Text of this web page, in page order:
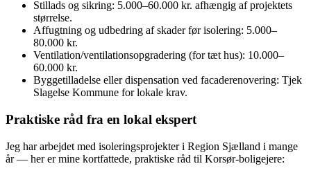
Stillads og sikring: 5.000–60.000 kr. afhængig af projektets
størrelse.
Affugtning og udbedring af skader før isolering: 5.000–
80.000 kr.
Ventilation/ventilationsopgradering (for tæt hus): 10.000–
60.000 kr.
Byggetilladelse eller dispensation ved facaderenovering: Tjek
Slagelse Kommune for lokale krav.
Praktiske råd fra en lokal ekspert
Jeg har arbejdet med isoleringsprojekter i Region Sjælland i mange
år — her er mine kortfattede, praktiske råd til Korsør‑boligejere: